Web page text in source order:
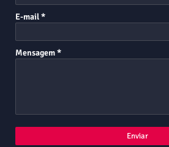
E-mail*
Mensagem*